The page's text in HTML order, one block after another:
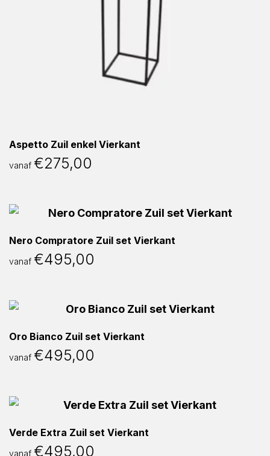
Aspetto Zuil enkel Vierkant
vanaf €275,00
Nero Compratore Zuil set Vierkant
vanaf €495,00
Oro Bianco Zuil set Vierkant
vanaf €495,00
Verde Extra Zuil set Vierkant
vanaf €495,00